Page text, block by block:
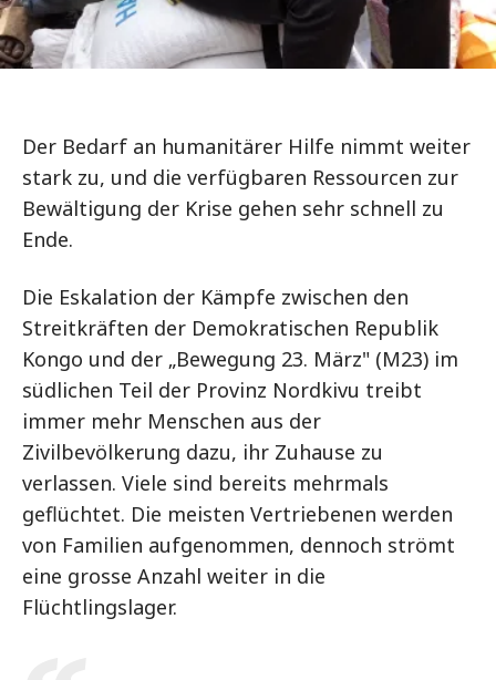
Der Bedarf an humanitärer Hilfe nimmt weiter
stark zu, und die verfügbaren Ressourcen zur
Bewältigung der Krise gehen sehr schnell zu
Ende.
Die Eskalation der Kämpfe zwischen den
Streitkräften der Demokratischen Republik
Kongo und der „Bewegung 23. März" (M23) im
südlichen Teil der Provinz Nordkivu treibt
immer mehr Menschen aus der
Zivilbevölkerung dazu, ihr Zuhause zu
verlassen. Viele sind bereits mehrmals
geflüchtet. Die meisten Vertriebenen werden
von Familien aufgenommen, dennoch strömt
eine grosse Anzahl weiter in die
Flüchtlingslager.